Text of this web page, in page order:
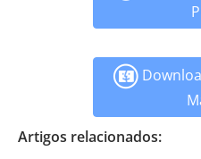
Artigos relacionados: